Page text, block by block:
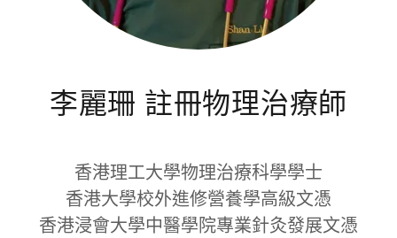
李麗珊 註冊物理治療師
香港理工大學物理治療科學學士
香港大學校外進修營養學高級文憑
香港浸會大學中醫學院專業針灸發展文憑